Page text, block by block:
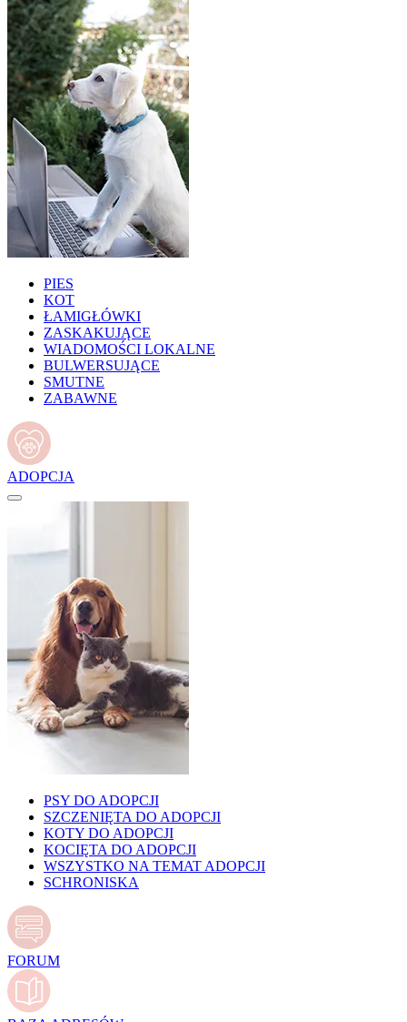
PIES
KOT
ŁAMIGŁÓWKI
ZASKAKUJĄCE
WIADOMOŚCI LOKALNE
BULWERSUJĄCE
SMUTNE
ZABAWNE
ADOPCJA
PSY DO ADOPCJI
SZCZENIĘTA DO ADOPCJI
KOTY DO ADOPCJI
KOCIĘTA DO ADOPCJI
WSZYSTKO NA TEMAT ADOPCJI
SCHRONISKA
FORUM